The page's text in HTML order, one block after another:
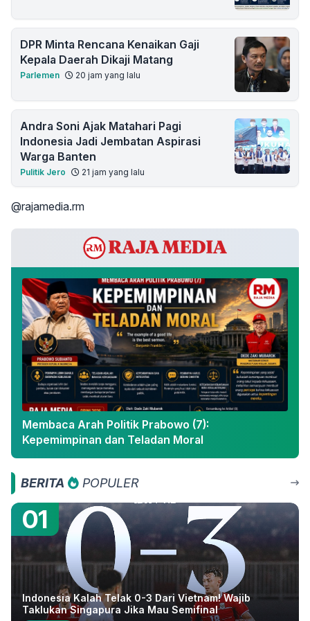
DPR Minta Rencana Kenaikan Gaji
Kepala Daerah Dikaji Matang
Parlemen 20 jam yang lalu
Andra Soni Ajak Matahari Pagi
Indonesia Jadi Jembatan Aspirasi
Warga Banten
Pulitik Jero 21 jam yang lalu
@rajamedia.rm
Membaca Arah Politik Prabowo (7):
Kepemimpinan dan Teladan Moral
BERITA POPULER
01
Indonesia Kalah Telak 0-3 Dari Vietnam! Wajib
Taklukan Singapura Jika Mau Semifinal